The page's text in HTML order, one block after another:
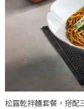
松露乾拌麵套餐，搭配